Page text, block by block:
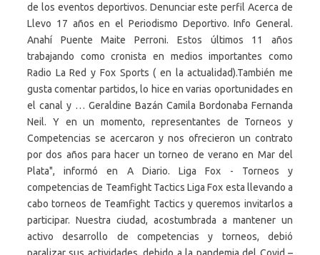
de los eventos deportivos. Denunciar este perfil Acerca de
Llevo 17 años en el Periodismo Deportivo. Info General.
Anahí Puente Maite Perroni. Estos últimos 11 años
trabajando como cronista en medios importantes como
Radio La Red y Fox Sports ( en la actualidad).También me
gusta comentar partidos, lo hice en varias oportunidades en
el canal y … Geraldine Bazán Camila Bordonaba Fernanda
Neil. Y en un momento, representantes de Torneos y
Competencias se acercaron y nos ofrecieron un contrato
por dos años para hacer un torneo de verano en Mar del
Plata", informó en A Diario. Liga Fox - Torneos y
competencias de Teamfight Tactics Liga Fox esta llevando a
cabo torneos de Teamfight Tactics y queremos invitarlos a
participar. Nuestra ciudad, acostumbrada a mantener un
activo desarrollo de competencias y torneos, debió